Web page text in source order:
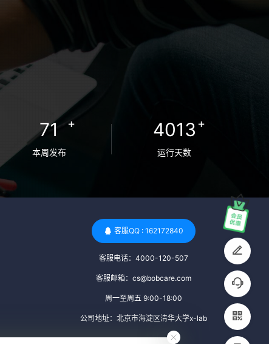
传染病检查：捐赠者需要进行全面的传染病
检查，包括乙肝、丙肝、HIV、梅毒等。这些
检查旨在确保捐赠者未携带任何可传染给受
卵者的病原体。 药物与生活习惯：捐赠者需
要是非尼古丁使用者、非吸烟者、非吸毒
者，并且未使用可能影响卵子质量的药物，
如某些精神药物和避孕植入物。 学历与心理
标准 学历要求：部分卵子库对捐赠者的学历
为捐赠者，但这并不是绝对的筛选条件。 心
估，以确定其对捐赠过程的态度、理解可能
遇到的问题以及未来与受卵者的关系。这有
助于确保捐赠者在捐赠过程中保持积极的心
态，并理解其捐赠行为的意义。 其他标准 责
尊重预约和时间表。这有助于确保捐赠周期
的顺利进行，并保障受卵者的权益。 面试与
71 +
本周发布
4013 +
运行天数
客服QQ : 162172840
客服电话：4000-120-507
客服邮箱：cs@bobcare.com
周一至周五 9:00-18:00
公司地址：北京市海淀区清华大学x-lab